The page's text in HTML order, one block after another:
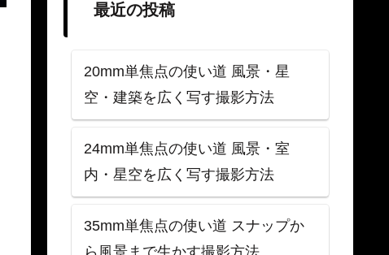
最近の投稿
20mm単焦点の使い道 風景・星
空・建築を広く写す撮影方法
24mm単焦点の使い道 風景・室
内・星空を広く写す撮影方法
35mm単焦点の使い道 スナップか